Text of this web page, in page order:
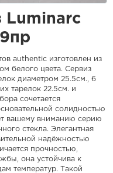
Luminarc
authentic изготовлен из
белого цвета. Сервиз
диаметром 25.5см., 6
тарелок 22.5см. и
сочетается
солидностью
вашему вниманию серию
стекла. Элегантная
надёжностью
прочностью,
она устойчива к
температур. Такой